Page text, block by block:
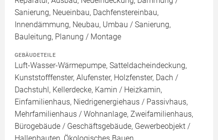
Sanierung, Neueinbau, Dachfenstereinbau,
Innendämmung, Neubau, Umbau / Sanierung,
Bauleitung, Planung / Montage
GEBÄUDETEILE
Luft-Wasser-Wärmepumpe, Satteldacheindeckung,
Kunststofffenster, Alufenster, Holzfenster, Dach /
Dachstuhl, Kellerdecke, Kamin / Heizkamin,
Einfamilienhaus, Niedrigenergiehaus / Passivhaus,
Mehrfamilienhaus / Wohnanlage, Zweifamilienhaus,
Bürogebäude / Geschäftsgebäude, Gewerbeobjekt /